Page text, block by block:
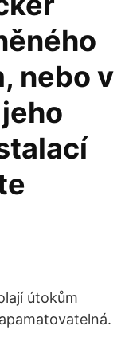
nebo v
útokům